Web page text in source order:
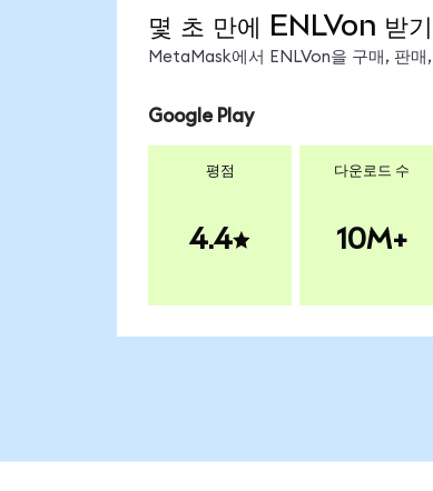
몇 초 만에 ENLVon 받기
MetaMask에서 ENLVon을 구매, 판
Google Play
평점
4.4
다운로드 수
10M+